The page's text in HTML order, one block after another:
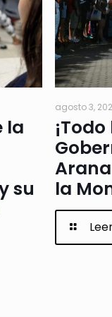
la
su
agosto 3,
la